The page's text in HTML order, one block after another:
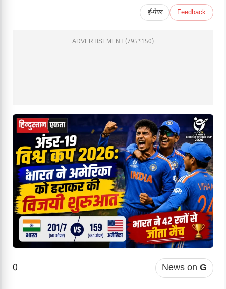
ई-पेपर Feedback
ADVERTISEMENT (795*150)
0 News on G